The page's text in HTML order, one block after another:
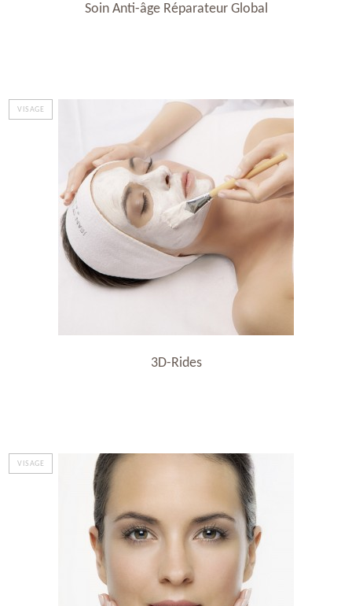
Soin Anti-âge Réparateur Global
3D-Rides
VISAGE
VISAGE